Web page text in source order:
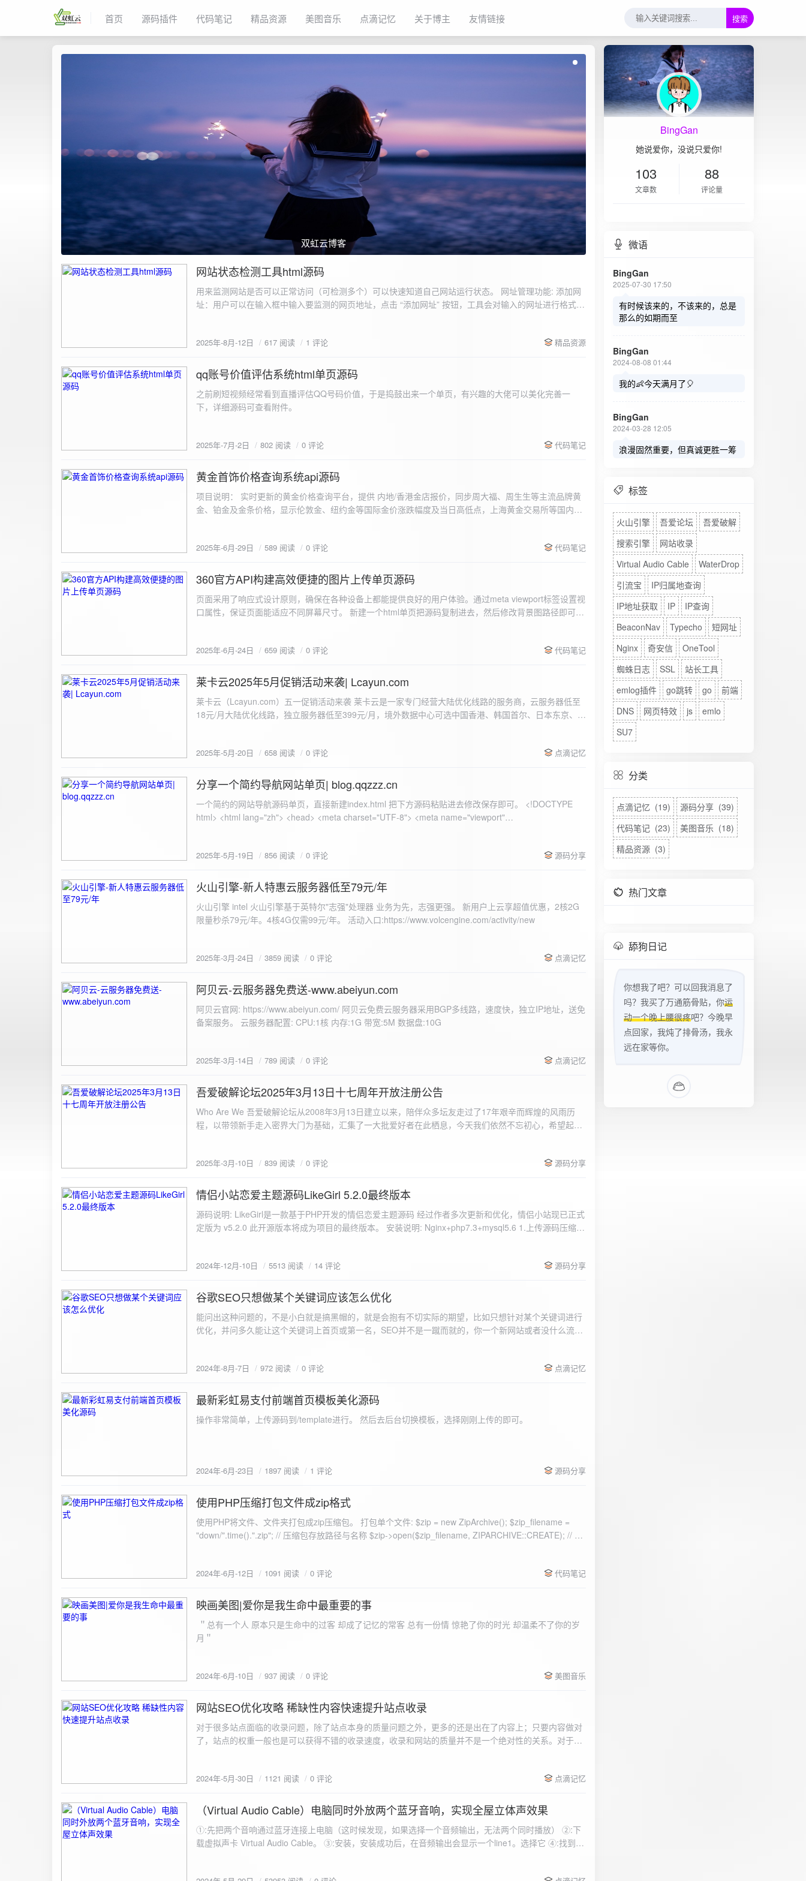
首页 源码插件 代码笔记 精品资源 美图音乐 点滴记忆 关于博主 友情链接 搜索
双虹云博客
2025-8-12
网站状态检测工具html源码
用来监测网站是否可以正常访问（可检测多个）可以快速知道自己网站运行状态。 网址管理功能: 添加网
址：用户可以在输入框中输入要监测的网页地址，点击 “添加网址” 按钮，工具会对输入的网址进行格式验
同时也会从筛选下拉框中移除该网址选项。筛选网址：右侧面板有一个 “筛选网址” 的下拉框，用户可以选
测功能： 设置监测间隔：用户可以在输入框中设置监测间隔时间（单位为秒），默认值为 60 秒。开始 /
停止监测：点击 “开始监测” 按钮，工具会立即对所有已添加的网址进行一次检测，之后按照设置的监测间
隔时间循环检测。点击 “停止监测” 按钮可停止监测。重试机制：在进行网址检测时，如果请求失败，会进
行最多 3 次重试，若重试后仍失败，则记录错误日志。日志记录与显示功能。 日志记录： 每次对网址进
会显示所有或筛选后的监测日志，正常状态的日志为黑色，异常状态的日志为红色。日志会自动滚动到最
2025年-8月-12日 617 阅读 1 评论 精品资源
2025-7-2
qq账号价值评估系统html单页源码
之前刷短视频经常看到直播评估QQ号码价值，于是捣鼓出来一个单页，有兴趣的大佬可以美化完善一
2025年-7月-2日 802 阅读 0 评论 代码笔记
2025-6-29
黄金首饰价格查询系统api源码
项目说明： 实时更新的黄金价格查询平台，提供 内地/香港金店报价，同步周大福、周生生等主流品牌黄
金、铂金及金条价格，显示伦敦金、纽约金等国际金价涨跌幅度及当日高低点，上海黄金交易所等国内黄
2025年-6月-29日 589 阅读 0 评论 代码笔记
2025-6-24
360官方API构建高效便捷的图片上传单页源码
页面采用了响应式设计原则，确保在各种设备上都能提供良好的用户体验。通过meta viewport标签设置视
口属性，保证页面能适应不同屏幕尺寸。 新建一个html单页把源码复制进去，然后修改背景图路径即可。
重置默认样式 */ * { margin: 0; padding: 0; box-sizing: border-box; } /* 设置页面的字体和添加背景图片 */
center fixed; /* 使用服务器上的路径 */ background-size: cover; /* 保证背景图片覆盖整个视窗 */ color:
#333; display: flex; justify-content: center; align-items: center; min-height: 100vh; margin: 0; } /* 容器样
式 */ .container { background-color: rgba(255, 255, 255, 0.9); /* 使用半透明白色背景，以便在图片背景
上更清晰地显示内容 */ padding: 30px; border-radius: 8px; box-shadow: 0 4px 8px rgba(0, 0, 0, 0.1);
padding: 8px; background-color: #f7f7f7; border: 1px solid #ccc; border-radius: 4px; font-size: 16px;
size: 16px; border: none; border-radius: 4px; cursor: pointer; transition: background-color 0.3s ease; }
100%; height: 30px; background-color: #ddd; border-radius: 4px; margin-top: 20px; overflow: hidden; }
.progress-fill { height: 100%; background-color: #4caf50; width: 0; line-height: 30px; text-align: center;
border-radius: 4px; background-color: #f9f9f9; font-size: 16px; color: #333; min-height: 40px; } /* 错误
或成功的提示信息样式 */ .result.success { border-color: #28a745; background-color: #e9f7e8; }
image { margin-top: 20px; max-width: 100%; height: auto; border-radius: 4px; border: 1px solid #ddd; }
</style> </head> <body> <div class="container"> <h2>图片上传-双虹云</h2> <form id="uploadForm">
<input type="file" id="fileInput" name="file" accept="image/*" required /> <button type="submit">上传文
document.getElementById('uploadForm'); const resultDiv = document.getElementById('result'); const
e.preventDefault(); const fileInput = document.getElementById('fileInput'); const file = fileInput.files[0]; if
(!file) { resultDiv.innerHTML = '<p class="error">请先选择文件！</p>'; return; } const formData = new
FormData(); formData.append('file', file); const xhr = new XMLHttpRequest(); xhr.open('POST',
'https://api.xinyew.cn/api/360tc', true); // 监听上传进度事件 xhr.upload.onprogress = function(event) { if
Math.round(percentComplete) + '%'; } }; xhr.onload = function() { if (xhr.status === 200) { const data =
图片链接: <a href="${data.data.url}" target="_blank">${data.data.url}</a></p> <p>图片文件名:
${data.data.imgFile}</p> <img src="${data.data.url}" alt="上传的图片" class="uploaded-image" /> `; }
else { resultDiv.innerHTML = `<p class="error">${data.error}</p>`; } } else { resultDiv.innerHTML = `<p
class="error">请求失败：${xhr.statusText}</p>`; } }; xhr.onerror = function() { resultDiv.innerHTML =
2025年-6月-24日 659 阅读 0 评论 代码笔记
2025-5-20
莱卡云2025年5月促销活动来袭| Lcayun.com
莱卡云（Lcayun.com）五一促销活动来袭 莱卡云是一家专门经营大陆优化线路的服务商，云服务器低至
18元/月大陆优化线路，独立服务器低至399元/月，境外数据中心可选中国香港、韩国首尔、日本东京、美
https://www.lcayun.com/actcloud.html
2025年-5月-20日 658 阅读 0 评论 点滴记忆
2025-5-19
分享一个简约导航网站单页| blog.qqzzz.cn
一个简约的网站导航源码单页，直接新建index.html 把下方源码粘贴进去修改保存即可。 <!DOCTYPE html> <html lang="zh"> <head> <meta charset="UTF-8"> <meta name="viewport" content="width=device-width, initial-scale=1.0"> <title>导航网站 -blog.qqzzz.cn</title> <meta name="keywords" content="双虹云博客"> <meta name="description" content="双虹云博客。"> <meta name="author" content="导航网站"> <meta name="robots" content="index,follow"> <meta property="og:title" content="导航网站 - "> <meta property="og:description" content="双虹云。"> <meta property="og:type" content="website"> <link rel="icon" href="https://blog.qqzzz.cn/favicon.ico" type="image/x-icon"> <link rel="shortcut icon" href="https://blog.qqzzz.cn/favicon.ico" type="image/x-icon"> <style> /* 基础样式 */ * { margin: 0; padding: 0; box-sizing: border-box; } /* 主体样式 */ body { background: #f0f2f5; font-family: 'Microsoft YaHei', -apple-system, BlinkMacSystemFont, sans-serif; margin: 0; padding: 0; min-height: 100vh; overflow-x: hidden; position: relative; display: flex; flex-direction: column; } /* 容器样式 */ .container { max-width: 1200px; margin: 0 auto; padding: 20px; flex: 1; display: flex; flex-direction: column; align-items: center; width: 100%; } /* 主盒子样式 */ .main-box { background: white; box-shadow: 0 2px 12px rgba(0, 0, 0, 0.08); border-radius: 24px; border: 1px solid #e9ecef; width: 100%; max-width: 1000px; padding: 30px; margin: 0 auto 15px; transition: all 0.3s ease; position: relative; z-index: 2; } .main-box:hover { transform: translateY(-2px); box-shadow: 0 6px 25px rgba(0, 0, 0, 0.2); } /* 头部样式 */ .header { text-align: center; margin-bottom: 20px; padding-bottom: 15px; border-bottom: 1px solid rgba(255, 255, 255, 0.2); } .header h1 { font-size: 32px; background: linear-gradient(120deg, #2b5876 0%, #4e4376 100%); -webkit-background-clip: text; -webkit-text-fill-color: transparent; margin-bottom: 15px; } /* 提示框样式 */ .notice { background: transparent; padding: 0 25px; border-radius: 12px; margin-bottom: 15px; white-space: nowrap; overflow: hidden; text-overflow: ellipsis; } .notice p { color: #4facfe; font-size: 16px; line-height: 1; font-weight: bold; letter-spacing: 0.5px; margin: 0; } /* 流量卡领取样式 */ .flow-card, .flow-card-top { background: linear-gradient(120deg, #4facfe 0%, #00f2fe 100%); box-shadow: 0 3px 15px rgba(0, 0, 0, 0.1); border-radius: 12px; padding: 10px 15px; margin-bottom: 10px; text-align: center; position: relative; overflow: hidden; display: flex; justify-content: space-between; align-items: center; } .flow-card::before, .flow-card-top::before { content: ''; position: absolute; top: -10px; right: -10px; width: 80px; height: 80px; background: rgba(255, 255, 255, 0.1); border-radius: 50%; } .flow-card .text-content, .flow-card-top h3 { flex: 1; text-align: left; color: #ffffff; font-size: 16px; margin: 0; } .flow-card h2 { color: #ffffff; font-size: 18px; margin-bottom: 4px; font-weight: 600; } .flow-card p { color: rgba(255, 255, 255, 0.9); font-size: 14px; margin-bottom: 0; } .flow-card a, .flow-card-top a { display: inline-block; background: #ffffff; color: #2b5876; padding: 8px 0; border-radius: 50px; font-size: 15px; cursor: pointer; transition: all 0.3s ease; font-weight: 600; text-decoration: none; box-shadow: 0 4px 10px rgba(0, 0, 0, 0.1); margin: 0 5px; white-space: nowrap; width: 110px; text-align: center; } /* 所有按钮统一样式 */ .flow-card .buttons a, .flow-card-top .buttons a { background: #ffffff; color: #2b5876; } .flow-card .buttons a:hover, .flow-card-top .buttons a:hover { background: #f8f9fa; transform: translateY(-2px); box-shadow: 0 6px 15px rgba(0, 0, 0, 0.2); } .flow-card .buttons, .flow-card-top .buttons { display: flex; align-items: center; justify-content: flex-end; flex-wrap: nowrap; } .flow-card a:hover, .flow-card-top a:hover { transform: translateY(-2px); box-shadow: 0 6px 15px rgba(0, 0, 0, 0.2); background: #f8f9fa; } .flow-card-top { margin-bottom: 10px; } /* 导航网格样式 */ .nav-grid { display: grid; grid-template-columns: repeat(2, 1fr); gap: 25px; width: 100%; margin: 0 auto; padding: 0; } /* 导航项样式 */ .nav-item { background: hsl(230, 10%, 33%); border-radius: 12px; padding: 12px; text-align: center; box-shadow: none; transition: all 0.3s ease; min-height: 75px; position: relative; } .nav-item:hover { transform: none; background: hsl(230, 10%, 38%); } .nav-item a { text-decoration: none; color: inherit; display: block; text-align: center; } .nav-item h3 { color: #ffffff; font-size: 17px; margin-bottom: 8px; } .nav-item p { color: rgba(255, 255, 255, 0.9); font-size: 16px; margin-bottom: 4px; } .nav-item .status { position: absolute; bottom: -20px; left: 0; right: 0; color: #ff6b6b; font-size: 12px; text-align: center; font-weight: 500; } /* 底部导航样式 */ .float-nav { display: none; } @media (max-width: 768px) { body { padding-bottom: 20px; } .container { padding: 10px; } .main-box { padding: 15px; margin: 5px; } .header { margin-bottom: 15px; padding-bottom: 10px; } .nav-grid { gap: 15px; } .flow-card, .flow-card-top { padding: 12px; margin-bottom: 10px; flex-direction: column; } .flow-card .text-content, .flow-card-top h3 { text-align: center; margin-bottom: 12px; font-size: 16px; } .flow-card h2 { font-size: 16px; margin-bottom: 5px; text-align: center; } .flow-card p { font-size: 13px; text-align: center; padding: 0 5px; } .flow-card a, .flow-card-top a, .flow-card .buttons a, .flow-card-top .buttons a { padding: 7px 0; font-size: 14px; margin: 0 4px; width: 95px; text-align: center; background: #ffffff; color: #2b5876; } .flow-card .buttons, .flow-card-top .buttons { justify-content: center; width: 100%; margin-top: 5px; } .nav-item { padding: 12px; min-height: 70px; width: 100%; } .header h1 { font-size: 24px; } .notice p { font-size: 14px; } .copyright { padding: 10px 0; font-size: 12px; } } /* 版权信息样式 */ .copyright { text-align: center; padding: 15px 0; color: #6c757d; font-size: 13px; letter-spacing: 0.5px; width: 100%; max-width: 1200px; margin: 0 auto; } /* 弹窗样式 */ .modal-overlay { position: fixed; top: 0; left: 0; right: 0; bottom: 0; background: rgba(0, 0, 0, 0.4); display: flex; justify-content: center; align-items: center; z-index: 10000; } .modal { background: white; border: 1px solid #e9ecef; padding: 25px; border-radius: 15px; width: 90%; max-width: 3
2025年-5月-19日 856 阅读 0 评论 源码分享
2025-3-24
火山引擎-新人特惠云服务器低至79元/年
火山引擎 intel 火山引擎基于英特尔"志强"处理器 业务为先，志强更强。 新用户上云享超值优惠，2核2G
限量秒杀79元/年。4核4G仅需99元/年。 活动入口:https://www.volcengine.com/activity/new
2025年-3月-24日 3859 阅读 0 评论 点滴记忆
2025-3-14
阿贝云-云服务器免费送-www.abeiyun.com
阿贝云官网: https://www.abeiyun.com/ 阿贝云免费云服务器采用BGP多线路，速度快，独立IP地址，送免
备案服务。 云服务器配置: CPU:1核 内存:1G 带宽:5M 数据盘:10G
2025年-3月-14日 789 阅读 0 评论 点滴记忆
2025-3-10
吾爱破解论坛2025年3月13日十七周年开放注册公告
Who Are We 吾爱破解论坛从2008年3月13日建立以来，陪伴众多坛友走过了17年艰辛而辉煌的风雨历
程，以带领新手走入密界大门为基础，汇集了一大批爱好者在此栖息，今天我们依然不忘初心，希望起到
严格的处理措施。在您注册前，请认真阅读注册须知以及社区的总版规，以便更好地适应和享受我们的社
www.52pojie.cn
2025年-3月-10日 839 阅读 0 评论 源码分享
2024-12-10
情侣小站恋爱主题源码LikeGirl 5.2.0最终版本
源码说明: LikeGirl是一款基于PHP开发的情侣恋爱主题源码 经过作者多次更新和优化，情侣小站现已正式
定版为 v5.2.0 此开源版本将成为项目的最终版本。 安装说明: Nginx+php7.3+mysql5.6 1.上传源码压缩包
2024年-12月-10日 5513 阅读 14 评论 源码分享
2024-8-7
谷歌SEO只想做某个关键词应该怎么优化
能问出这种问题的，不是小白就是搞黑帽的，就是会抱有不切实际的期望，比如只想针对某个关键词进行
优化，并问多久能让这个关键词上首页或第一名，SEO并不是一蹴而就的，你一个新网站或者没什么流量
2024年-8月-7日 972 阅读 0 评论 点滴记忆
2024-6-23
最新彩虹易支付前端首页模板美化源码
操作非常简单，上传源码到/template进行。 然后去后台切换模板，选择刚刚上传的即可。
2024年-6月-23日 1897 阅读 1 评论 源码分享
2024-6-12
使用PHP压缩打包文件成zip格式
使用PHP将文件、文件夹打包成zip压缩包。 打包单个文件: $zip = new ZipArchive(); $zip_filename =
"down/".time().".zip"; // 压缩包存放路径与名称 $zip->open($zip_filename, ZIPARCHIVE::CREATE); // 打
数可以改为 basename("img/logon2.png),也就是原文件所在的路径 $zip-
= array( "img/1.jpg", "img/2.jpg", ); $filename = "down/img.zip"; // 压缩包存放路径与名称 $zip = new
ZipArchive(); $zip->open($filename,ZipArchive::CREATE); //打开压缩包 //遍历文件 foreach($fileList as
$file){ $zip->addFile($file,basename($file)); //向压缩包中添加文件 } $zip->close(); //关闭压缩包 打包某
个文件夹（包含子文件夹）: <?php /** * @param $path 文件夹路径 * @param $zip zip 对象 */ function
为'.'和‘..’，不要对他们进行操作 if (is_dir($path . "/" . $filename)) { // 如果读取的某个对象是文件夹，则递
$filename); } } } } $zip = new ZipArchive(); $zip_filename = "down/files.zip"; // 压缩包存放路径与名称
压缩包中 addFileToZip("img",$zip);
2024年-6月-12日 1091 阅读 0 评论 代码笔记
2024-6-10
映画美图|爱你是我生命中最重要的事
＂总有一个人 原本只是生命中的过客 却成了记忆的常客 总有一份情 惊艳了你的时光 却温柔不了你的岁
月＂
2024年-6月-10日 937 阅读 0 评论 美图音乐
2024-5-30
网站SEO优化攻略 稀缺性内容快速提升站点收录
对于很多站点面临的收录问题，除了站点本身的质量问题之外，更多的还是出在了内容上；只要内容做对
了，站点的权重一般也是可以获得不错的收录速度，收录和网站的质量并不是一个绝对性的关系。对于质
2024年-5月-30日 1121 阅读 0 评论 点滴记忆
2024-5-29
（Virtual Audio Cable）电脑同时外放两个蓝牙音响，实现全屋立体声效果
①:先把两个音响通过蓝牙连接上电脑（这时候发现，如果选择一个音频输出，无法两个同时播放） ②:下
载虚拟声卡 Virtual Audio Cable。 ③:安装，安装成功后，在音频输出会显示一个line1。选择它 ④:找到安
BingGan
她说爱你，没说只爱你!
103
文章数
88
评论量
微语
BingGan
2025-07-30 17:50
有时候该来的，不该来的，总是
那么的如期而至
BingGan
2024-08-08 01:44
我的👶今天满月了🎈
BingGan
2024-03-28 12:05
浪漫固然重要，但真诚更胜一筹
标签
火山引擎 吾爱论坛
吾爱破解
搜索引擎
网站收录
Virtual Audio Cable
WaterDrop
引流宝
IP归属地查询
IP地址获取
IP
IP查询
BeaconNav
Typecho
短网址
Nginx
奇安信
OneTool
蜘蛛日志
SSL
站长工具
emlog插件
go跳转 go
前端
DNS
网页特效 js
emlo
SU7
分类
点滴记忆 (19)
源码分享 (39)
代码笔记 (23)
美图音乐 (18)
精品资源 (3)
热门文章
舔狗日记
你想我了吧？可以回我消息了
吗？我买了万通筋骨贴，你运
动一个晚上腰很疼吧？今晚早
点回家，我炖了排骨汤，我永
远在家等你。